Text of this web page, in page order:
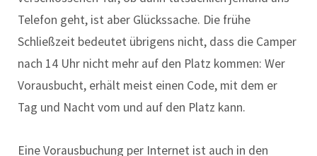
Telefon geht, ist aber Glückssache. Die frühe
Schließzeit bedeutet übrigens nicht, dass die Camper
nach 14 Uhr nicht mehr auf den Platz kommen: Wer
Vorausbucht, erhält meist einen Code, mit dem er
Tag und Nacht vom und auf den Platz kann.
Eine Vorausbuchung per Internet ist auch in den